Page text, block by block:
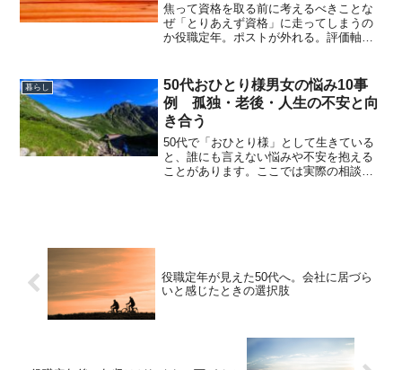
焦って資格を取る前に考えるべきことな
ぜ「とりあえず資格」に走ってしまうの
か役職定年。ポストが外れる。評価軸が
いのでは」という不安が強まります。そ
の結果、転職や独立を前提...
暮らし
50代おひとり様男女の悩み10事
例 孤独・老後・人生の不安と向
き合う
50代で「おひとり様」として生きている
と、誰にも言えない悩みや不安を抱える
ことがあります。ここでは実際の相談事
役職定年が見えた50代へ。会社に居づら
いと感じたときの選択肢